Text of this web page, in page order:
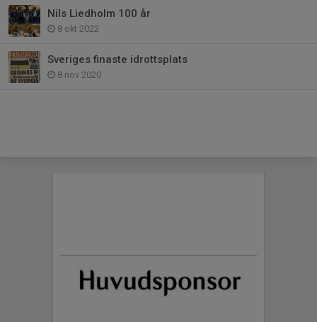
Nils Liedholm 100 år
8 okt 2022
Sveriges finaste idrottsplats
8 nov 2020